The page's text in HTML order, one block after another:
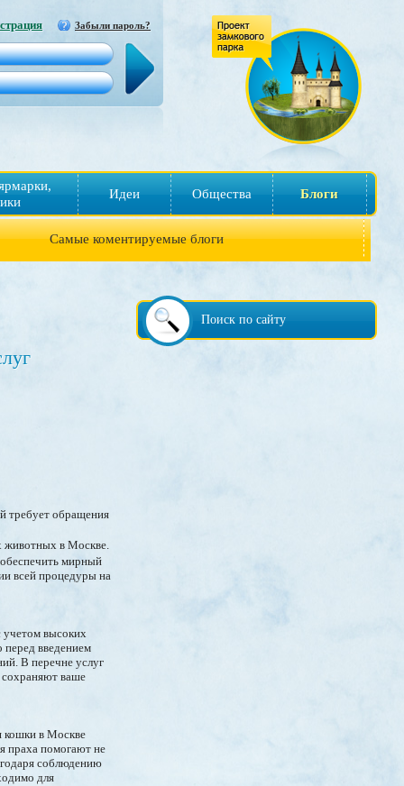
Забыли пароль?
Идеи Общества Блоги
Самые коментируемые блоги
Поиск по сайту
требует обращения
животных в Москве.
мирный
всей процедуры на
учетом высоких
введением
В перечне услуг
сохраняют ваше
кошки в Москве
праха помогают не
соблюдению
для